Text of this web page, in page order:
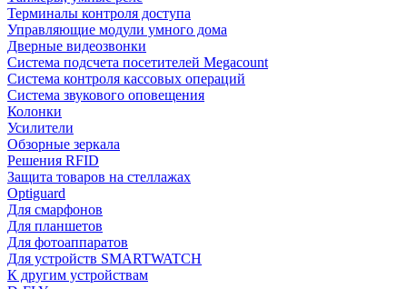
Терминалы контроля доступа
Управляющие модули умного дома
Дверные видеозвонки
Система подсчета посетителей Megacount
Система контроля кассовых операций
Система звукового оповещения
Колонки
Усилители
Обзорные зеркала
Решения RFID
Защита товаров на стеллажах
Optiguard
Для смарфонов
Для планшетов
Для фотоаппаратов
Для устройств SMARTWATCH
К другим устройствам